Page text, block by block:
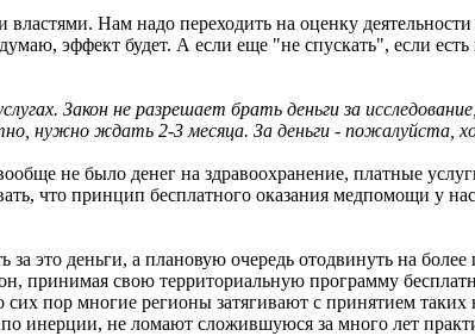
Нам надо переходить на оценку
эффект будет. А если еще "не спускать", если
Закон не разрешает брать деньги за
нужно ждать 2-3 месяца. За деньги - пожалуйста,
не было денег на здравоохранение, платные
что принцип бесплатного оказания медпомощи у
это деньги, а плановую очередь отодвинуть на
принимая свою территориальную программу
пор многие регионы затягивают с принятием
по инерции, не ломают сложившуюся за много лет